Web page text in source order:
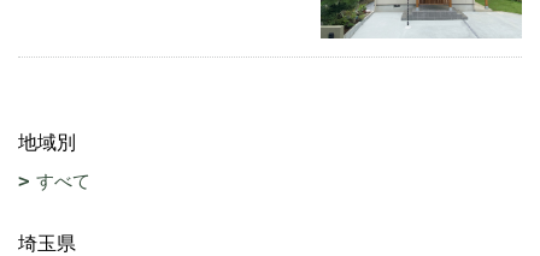
地域別
すべて
埼玉県